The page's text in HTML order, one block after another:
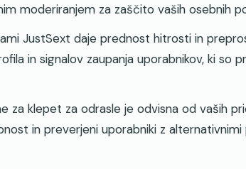
moderiranjem za zaščito vaših osebnih
JustSext daje prednost hitrosti in
in signalov zaupanja uporabnikov, ki so
za klepet za odrasle je odvisna od vaših
in preverjeni uporabniki z